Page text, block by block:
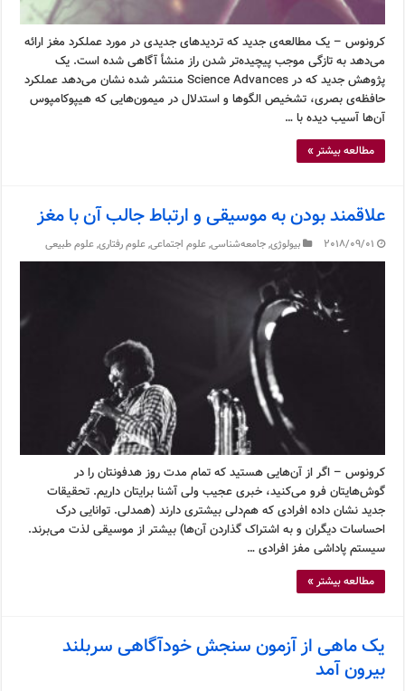
کرونوس – یک مطالعه‌ی جدید که تردیدهای جدیدی در مورد عملکرد مغز ارائه
می‌دهد به تازگی موجب پیچیده‌تر شدن راز منشأ آگاهی شده است. یک
پژوهش جدید که در Science Advances منتشر شده نشان می‌دهد عملکرد
حافظه‌ی بصری، تشخیص الگوها و استدلال در میمون‌هایی که هیپوکامپوس
آن‌ها آسیب دیده با …
مطالعه بیشتر »
علاقمند بودن به موسیقی و ارتباط جالب آن با مغز
2018/09/01 بیولوژی,جامعه‌شناسی,علوم اجتماعی,علوم رفتاری,علوم طبیعی
کرونوس – اگر از آن‌هایی هستید که تمام مدت روز هدفونتان را در
گوش‌هایتان فرو می‌کنید، خبری عجیب ولی آشنا برایتان داریم. تحقیقات
جدید نشان داده افرادی که هم‌دلی بیشتری دارند (همدلی. توانایی درک
احساسات دیگران و به اشتراک گذاردن آن‌ها) بیشتر از موسیقی لذت می‌برند.
سیستم پاداشی مفز افرادی …
مطالعه بیشتر »
یک ماهی از آزمون سنجش خودآگاهی سربلند
بیرون آمد